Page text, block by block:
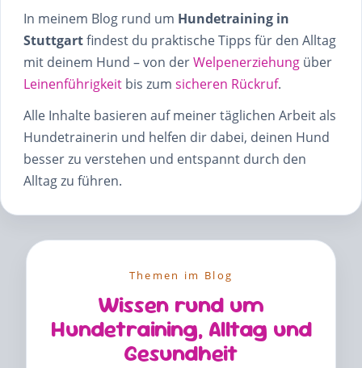
In meinem Blog rund um Hundetraining in
Stuttgartfindest du praktische Tipps für den Alltag
mit deinem Hund – von derWelpenerziehung über
Leinenführigkeit bis zum sicheren Rückruf.
Alle Inhalte basieren auf meiner täglichen Arbeit als
Hundetrainerin und helfen dir dabei, deinen Hund
besser zu verstehen und entspannt durch den
Alltag zu führen.
Themen im Blog
Wissen rund um
Hundetraining, Alltag und
Gesundheit